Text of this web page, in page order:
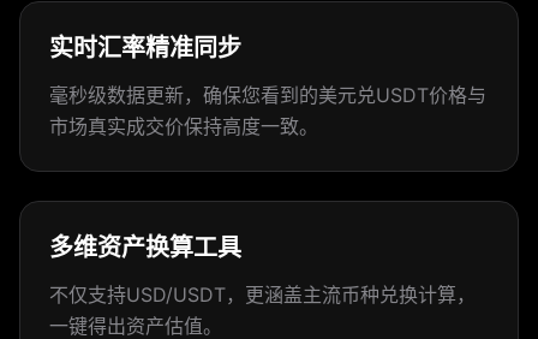
实时汇率精准同步
毫秒级数据更新，确保您看到的美元兑USDT价格与
市场真实成交价保持高度一致。
多维资产换算工具
不仅支持USD/USDT，更涵盖主流币种兑换计算，
一键得出资产估值。